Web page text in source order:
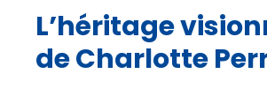
L’héritage
de Charlotte